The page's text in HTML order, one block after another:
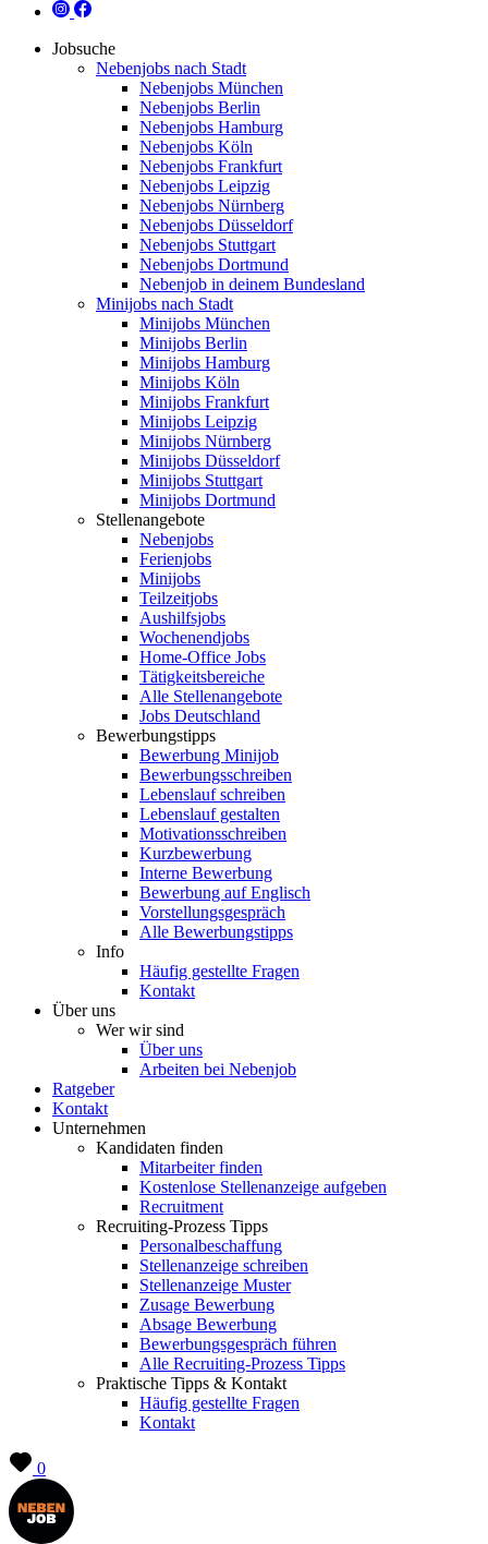
Jobsuche
Nebenjobs nach Stadt
Nebenjobs München
Nebenjobs Berlin
Nebenjobs Hamburg
Nebenjobs Köln
Nebenjobs Frankfurt
Nebenjobs Leipzig
Nebenjobs Nürnberg
Nebenjobs Düsseldorf
Nebenjobs Stuttgart
Nebenjobs Dortmund
Nebenjob in deinem Bundesland
Minijobs nach Stadt
Minijobs München
Minijobs Berlin
Minijobs Hamburg
Minijobs Köln
Minijobs Frankfurt
Minijobs Leipzig
Minijobs Nürnberg
Minijobs Düsseldorf
Minijobs Stuttgart
Minijobs Dortmund
Stellenangebote
Nebenjobs
Ferienjobs
Minijobs
Teilzeitjobs
Aushilfsjobs
Wochenendjobs
Home-Office Jobs
Tätigkeitsbereiche
Alle Stellenangebote
Jobs Deutschland
Bewerbungstipps
Bewerbung Minijob
Bewerbungsschreiben
Lebenslauf schreiben
Lebenslauf gestalten
Motivationsschreiben
Kurzbewerbung
Interne Bewerbung
Bewerbung auf Englisch
Vorstellungsgespräch
Alle Bewerbungstipps
Info
Häufig gestellte Fragen
Kontakt
Über uns
Wer wir sind
Über uns
Arbeiten bei Nebenjob
Ratgeber
Kontakt
Unternehmen
Kandidaten finden
Mitarbeiter finden
Kostenlose Stellenanzeige aufgeben
Recruitment
Recruiting-Prozess Tipps
Personalbeschaffung
Stellenanzeige schreiben
Stellenanzeige Muster
Zusage Bewerbung
Absage Bewerbung
Bewerbungsgespräch führen
Alle Recruiting-Prozess Tipps
Praktische Tipps & Kontakt
Häufig gestellte Fragen
Kontakt
0